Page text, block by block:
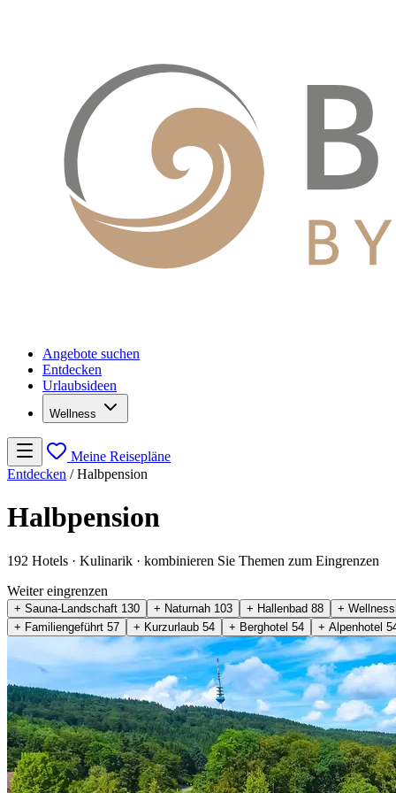
Angebote suchen
Entdecken
Urlaubsideen
Wellness
Meine Reisepläne
Entdecken / Halbpension
Halbpension
192 Hotels · Kulinarik · kombinieren Sie Themen zum Eingrenzen
Weiter eingrenzen
+ Sauna-Landschaft 130 + Naturnah 103 + Hallenbad 88
+
+ Familiengeführt 57 + Kurzurlaub 54 + Berghotel 54 + Alpenhotel